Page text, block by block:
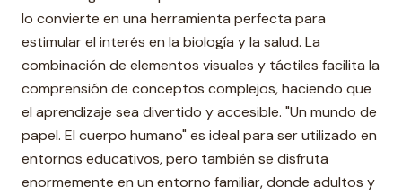
lo convierte en una herramienta perfecta para
estimular el interés en la biología y la salud. La
combinación de elementos visuales y táctiles facilita la
comprensión de conceptos complejos, haciendo que
el aprendizaje sea divertido y accesible. "Un mundo de
papel. El cuerpo humano" es ideal para ser utilizado en
entornos educativos, pero también se disfruta
enormemente en un entorno familiar, donde adultos y